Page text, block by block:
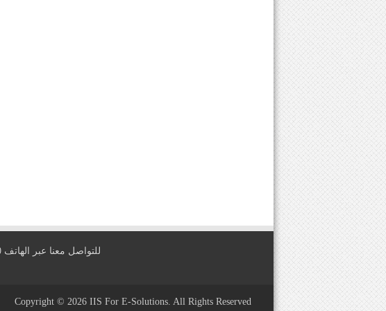
للتواصل معنا عبر الهاتف 0096170950660 او عبر البريد الالكتروني
Copyright © 2026 IIS For E-Solutions. All Rights Reserved